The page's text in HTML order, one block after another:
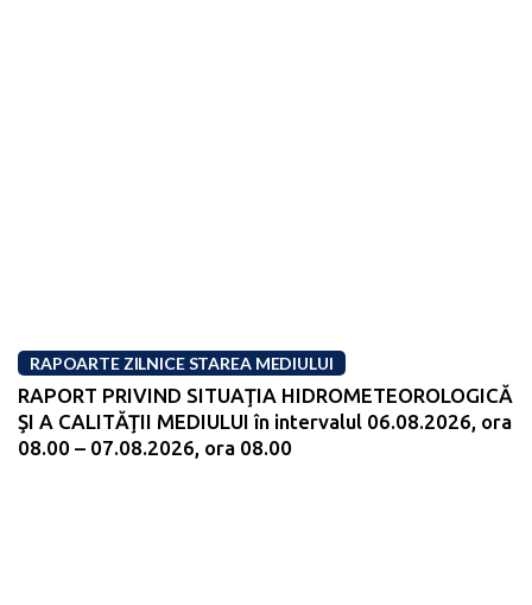
RAPOARTE ZILNICE STAREA MEDIULUI
RAPORT PRIVIND SITUAŢIA HIDROMETEOROLOGICĂ
ŞI A CALITĂŢII MEDIULUI în intervalul 06.08.2026, ora
08.00 – 07.08.2026, ora 08.00